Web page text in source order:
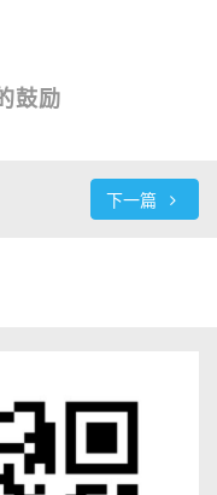
鼓励
下一篇